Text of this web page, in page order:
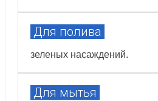
Для полива
зеленых насаждений.
Для мытья